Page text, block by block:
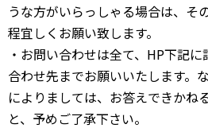
うな方がいらっしゃる場合は、そ
程宜しくお願い致します。
・お問い合わせは全て、HP下記
合わせ先までお願いいたします。
によりましては、お答えできかね
と、予めご了承下さい。